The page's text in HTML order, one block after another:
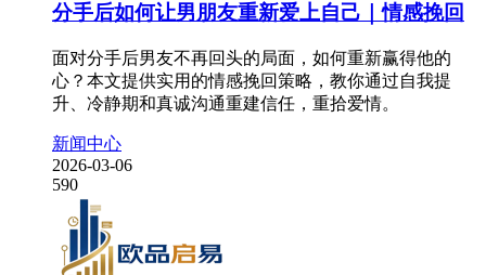
分手后如何让男朋友重新爱上自己｜情感挽回
面对分手后男友不再回头的局面，如何重新赢得他的
心？本文提供实用的情感挽回策略，教你通过自我提
升、冷静期和真诚沟通重建信任，重拾爱情。
新闻中心
2026-03-06
590